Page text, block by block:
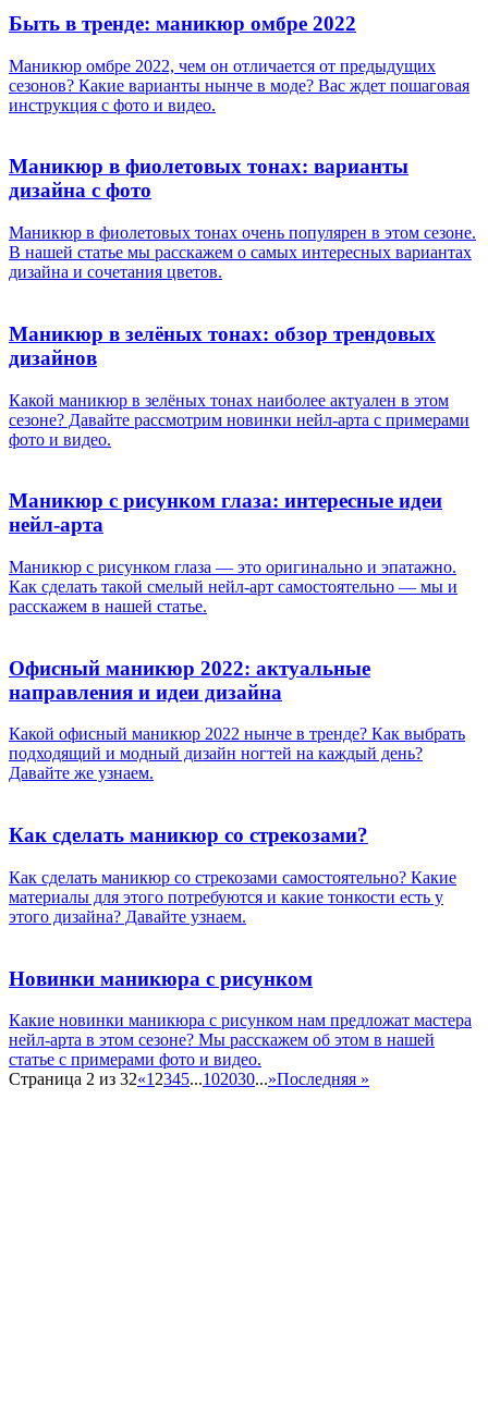
Быть в тренде: маникюр омбре 2022
Маникюр омбре 2022, чем он отличается от предыдущих
сезонов? Какие варианты нынче в моде? Вас ждет пошаговая
инструкция с фото и видео.
Маникюр в фиолетовых тонах: варианты
дизайна с фото
Маникюр в фиолетовых тонах очень популярен в этом сезоне.
В нашей статье мы расскажем о самых интересных вариантах
дизайна и сочетания цветов.
Маникюр в зелёных тонах: обзор трендовых
дизайнов
Какой маникюр в зелёных тонах наиболее актуален в этом
сезоне? Давайте рассмотрим новинки нейл-арта с примерами
фото и видео.
Маникюр с рисунком глаза: интересные идеи
нейл-арта
Маникюр с рисунком глаза — это оригинально и эпатажно.
Как сделать такой смелый нейл-арт самостоятельно — мы и
расскажем в нашей статье.
Офисный маникюр 2022: актуальные
направления и идеи дизайна
Какой офисный маникюр 2022 нынче в тренде? Как выбрать
подходящий и модный дизайн ногтей на каждый день?
Давайте же узнаем.
Как сделать маникюр со стрекозами?
Как сделать маникюр со стрекозами самостоятельно? Какие
материалы для этого потребуются и какие тонкости есть у
этого дизайна? Давайте узнаем.
Новинки маникюра с рисунком
Какие новинки маникюра с рисунком нам предложат мастера
нейл-арта в этом сезоне? Мы расскажем об этом в нашей
статье с примерами фото и видео.
Страница 2 из 32«1 2345...102030...»Последняя »